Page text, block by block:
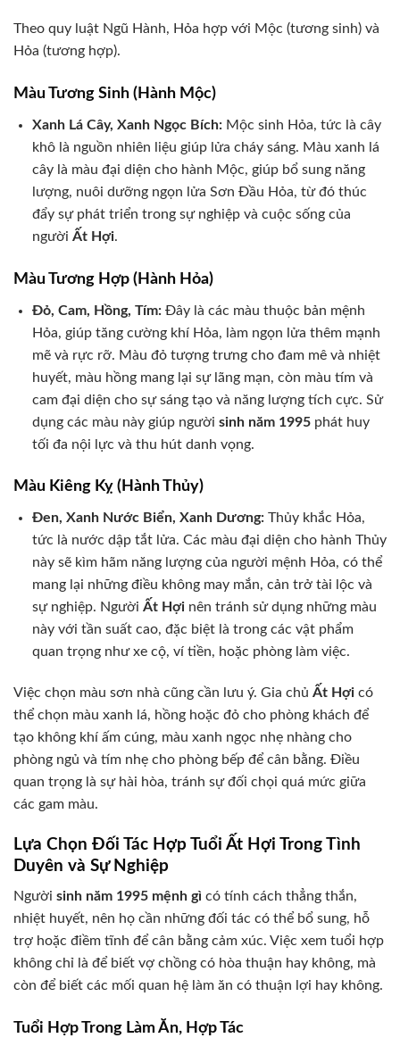
Theo quy luật Ngũ Hành, Hỏa hợp với Mộc (tương sinh) và
Hỏa (tương hợp).
Màu Tương Sinh (Hành Mộc)
Xanh Lá Cây, Xanh Ngọc Bích:Mộc sinh Hỏa, tức là cây
khô là nguồn nhiên liệu giúp lửa cháy sáng. Màu xanh lá
cây là màu đại diện cho hành Mộc, giúp bổ sung năng
lượng, nuôi dưỡng ngọn lửa Sơn Đầu Hỏa, từ đó thúc
đẩy sự phát triển trong sự nghiệp và cuộc sống của
người Ất Hợi.
Màu Tương Hợp (Hành Hỏa)
Đỏ, Cam, Hồng, Tím:Đây là các màu thuộc bản mệnh
Hỏa, giúp tăng cường khí Hỏa, làm ngọn lửa thêm mạnh
mẽ và rực rỡ. Màu đỏ tượng trưng cho đam mê và nhiệt
huyết, màu hồng mang lại sự lãng mạn, còn màu tím và
cam đại diện cho sự sáng tạo và năng lượng tích cực. Sử
dụng các màu này giúp người sinh năm 1995phát huy
tối đa nội lực và thu hút danh vọng.
Màu Kiêng Kỵ (Hành Thủy)
Đen, Xanh Nước Biển, Xanh Dương:Thủy khắc Hỏa,
tức là nước dập tắt lửa. Các màu đại diện cho hành Thủy
này sẽ kìm hãm năng lượng của người mệnh Hỏa, có thể
mang lại những điều không may mắn, cản trở tài lộc và
sự nghiệp. Người Ất Hợinên tránh sử dụng những màu
này với tần suất cao, đặc biệt là trong các vật phẩm
quan trọng như xe cộ, ví tiền, hoặc phòng làm việc.
Việc chọn màu sơn nhà cũng cần lưu ý. Gia chủ Ất Hợi có
thể chọn màu xanh lá, hồng hoặc đỏ cho phòng khách để
tạo không khí ấm cúng, màu xanh ngọc nhẹ nhàng cho
phòng ngủ và tím nhẹ cho phòng bếp để cân bằng. Điều
quan trọng là sự hài hòa, tránh sự đối chọi quá mức giữa
các gam màu.
Lựa Chọn Đối Tác Hợp Tuổi Ất Hợi Trong Tình
Duyên và Sự Nghiệp
Người sinh năm 1995 mệnh gì có tính cách thẳng thắn,
nhiệt huyết, nên họ cần những đối tác có thể bổ sung, hỗ
trợ hoặc điềm tĩnh để cân bằng cảm xúc. Việc xem tuổi hợp
không chỉ là để biết vợ chồng có hòa thuận hay không, mà
còn để biết các mối quan hệ làm ăn có thuận lợi hay không.
Tuổi Hợp Trong Làm Ăn, Hợp Tác